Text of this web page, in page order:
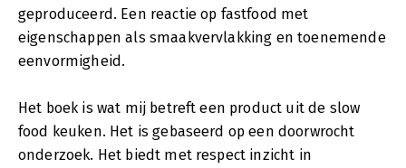
geproduceerd. Een reactie op fastfood met
eigenschappen als smaakvervlakking en toenemende
eenvormigheid.
Het boek is wat mij betreft een product uit de slow
food keuken. Het is gebaseerd op een doorwrocht
onderzoek. Het biedt met respect inzicht in